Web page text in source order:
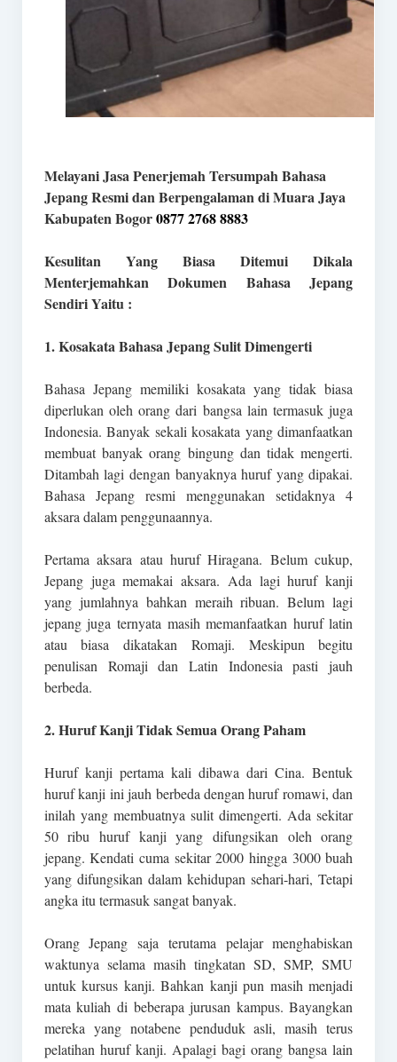
Melayani Jasa Penerjemah Tersumpah Bahasa
Jepang Resmi dan Berpengalaman di Muara Jaya
Kabupaten Bogor0877 2768 8883
Kesulitan Yang Biasa Ditemui Dikala
Menterjemahkan Dokumen Bahasa Jepang
Sendiri Yaitu :
1. Kosakata Bahasa Jepang Sulit Dimengerti
Bahasa Jepang memiliki kosakata yang tidak biasa
diperlukan oleh orang dari bangsa lain termasuk juga
Indonesia. Banyak sekali kosakata yang dimanfaatkan
membuat banyak orang bingung dan tidak mengerti.
Ditambah lagi dengan banyaknya huruf yang dipakai.
Bahasa Jepang resmi menggunakan setidaknya 4
aksara dalam penggunaannya.
Pertama aksara atau huruf Hiragana. Belum cukup,
Jepang juga memakai aksara. Ada lagi huruf kanji
yang jumlahnya bahkan meraih ribuan. Belum lagi
jepang juga ternyata masih memanfaatkan huruf latin
atau biasa dikatakan Romaji. Meskipun begitu
penulisan Romaji dan Latin Indonesia pasti jauh
berbeda.
2. Huruf Kanji Tidak Semua Orang Paham
Huruf kanji pertama kali dibawa dari Cina. Bentuk
huruf kanji ini jauh berbeda dengan huruf romawi, dan
inilah yang membuatnya sulit dimengerti. Ada sekitar
50 ribu huruf kanji yang difungsikan oleh orang
jepang. Kendati cuma sekitar 2000 hingga 3000 buah
yang difungsikan dalam kehidupan sehari-hari, Tetapi
angka itu termasuk sangat banyak.
Orang Jepang saja terutama pelajar menghabiskan
waktunya selama masih tingkatan SD, SMP, SMU
untuk kursus kanji. Bahkan kanji pun masih menjadi
mata kuliah di beberapa jurusan kampus. Bayangkan
mereka yang notabene penduduk asli, masih terus
pelatihan huruf kanji. Apalagi bagi orang bangsa lain